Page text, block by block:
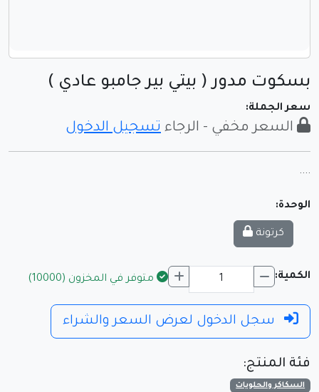
بسكوت مدور ( بيتي بير جامبو عادي )
سعر الجملة:
السعر مخفي - الرجاء تسجيل الدخول
....
الوحدة:
كرتونة
الكمية: متوفر في المخزون (10000)
سجل الدخول لعرض السعر والشراء
فئة المنتج:
السكاكر والحلويات